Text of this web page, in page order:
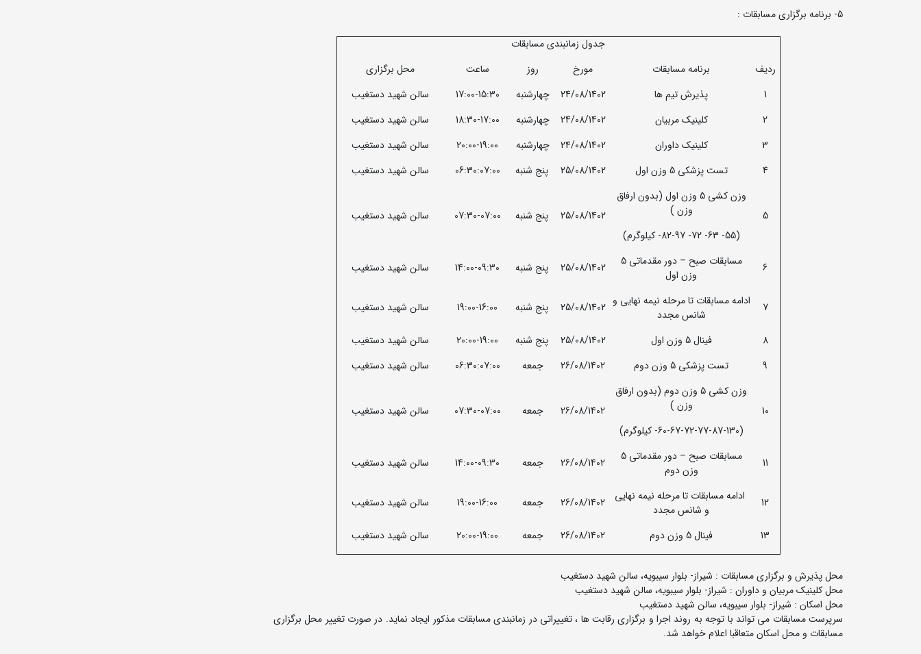
5- برنامه برگزاری مسابقات :
جدول زمانبندی مسابقات
ردیف
برنامه مسابقات مورخ روز ساعت
محل برگزاری
1
پذیرش تیم ها 24/08/1402 چهارشنبه 17:00-15:30
سالن شهید دستغیب
2
کلینیک مربیان 24/08/1402 چهارشنبه 18:30-17:00
سالن شهید دستغیب
3
کلینیک داوران 24/08/1402 چهارشنبه 20:00-19:00
سالن شهید دستغیب
4
تست پزشکی 5 وزن اول 25/08/1402 پنج شنبه 06:30:07:00 سالن شهید دستغیب
5
وزن کشی 5 وزن اول (بدون ارفاق
وزن )
(55- 63- 72- 82-97- کیلوگرم)
25/08/1402 پنج شنبه 07:30-07:00 سالن شهید دستغیب
6
مسابقات صبح – دور مقدماتی 5
وزن اول
25/08/1402 پنج شنبه 14:00-09:30 سالن شهید دستغیب
7
ادامه مسابقات تا مرحله نیمه نهایی و
شانس مجدد
25/08/1402 پنج شنبه 19:00-16:00 سالن شهید دستغیب
8 فینال 5 وزن اول 25/08/1402 پنج شنبه 20:00-19:00
سالن شهید دستغیب
9
تست پزشکی 5 وزن دوم 26/08/1402 جمعه 06:30:07:00 سالن شهید دستغیب
10
وزن کشی 5 وزن دوم (بدون ارفاق
وزن )
(60-67-72-77-87-130- کیلوگرم)
26/08/1402 جمعه 07:30-07:00 سالن شهید دستغیب
11
مسابقات صبح – دور مقدماتی 5
وزن دوم
26/08/1402 جمعه 14:00-09:30 سالن شهید دستغیب
12
ادامه مسابقات تا مرحله نیمه نهایی
و شانس مجدد
26/08/1402 جمعه 19:00-16:00 سالن شهید دستغیب
13 فینال 5 وزن دوم 26/08/1402 جمعه 20:00-19:00 سالن شهید دستغیب
محل پذیرش و برگزاری مسابقات : شیراز- بلوار سیبویه، سالن شهید دستغیب
محل کلینیک مربیان و داوران : شیراز- بلوار سیبویه، سالن شهید دستغیب
محل اسکان : شیراز- بلوار سیبویه، سالن شهید دستغیب
سرپرست مسابقات می تواند با توجه به روند اجرا و برگزاری رقابت ها ، تغییراتی در زمانبندی مسابقات مذکور ایجاد نماید. در صورت تغییر محل برگزاری
مسابقات و محل اسکان متعاقبا اعلام خواهد شد.